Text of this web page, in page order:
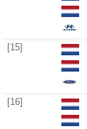
[15]
[16]